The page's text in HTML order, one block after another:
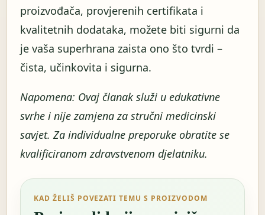
proizvođača, provjerenih certifikata i
kvalitetnih dodataka, možete biti sigurni da
je vaša superhrana zaista ono što tvrdi –
čista, učinkovita i sigurna.
Napomena: Ovaj članak služi u edukativne
svrhe i nije zamjena za stručni medicinski
savjet. Za individualne preporuke obratite se
kvalificiranom zdravstvenom djelatniku.
KAD ŽELIŠ POVEZATI TEMU S PROIZVODOM